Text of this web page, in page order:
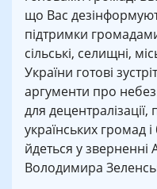
що Вас
підтримки
сільські, селищні,
України готові
аргументи про
для
українських громад
йдеться у
Володимира